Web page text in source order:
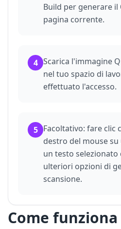
Build per generare il
pagina corrente.
4 Scarica l'immagine
nel tuo spazio di
effettuato l'accesso.
5 Facoltativo: fare clic
destro del mouse
un testo
ulteriori opzioni di
scansione.
Come funziona